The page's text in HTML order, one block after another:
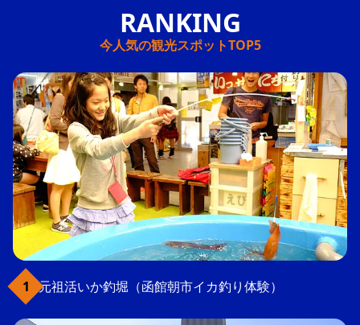
今人気の観光スポットTOP5
元祖活いか釣堀（函館朝市イカ釣り体験）